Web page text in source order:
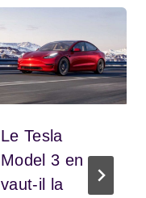
Le Tesla
Model 3 en
vaut-il la